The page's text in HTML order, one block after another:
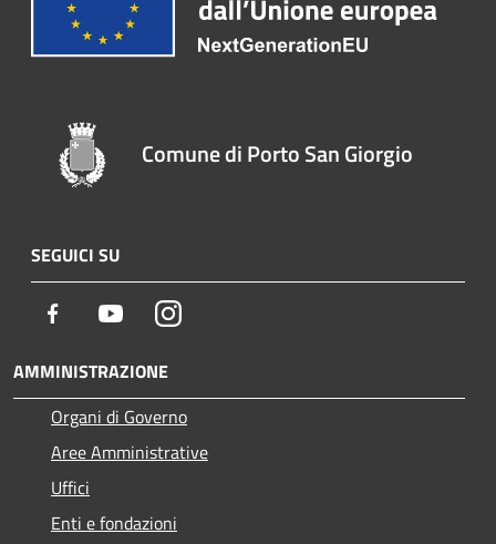
Comune di Porto San Giorgio
SEGUICI SU
Facebook YoutubeInstagram
AMMINISTRAZIONE
Organi di Governo
Aree Amministrative
Uffici
Enti e fondazioni